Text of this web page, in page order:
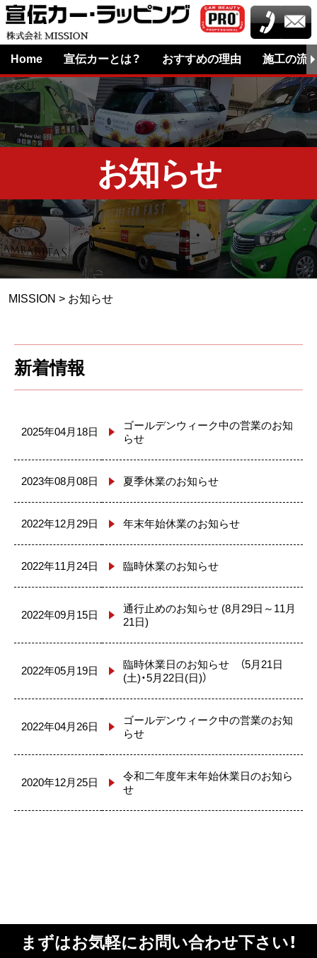
Home 宣伝カーとは？ おすすめの理由 施⼯の流
お知らせ
MISSION > お知らせ
新着情報
2025年04月18日
ゴールデンウィーク中の営業のお知
らせ
2023年08月08日 夏季休業のお知らせ
2022年12月29日 年末年始休業のお知らせ
2022年11月24日 臨時休業のお知らせ
2022年09月15日
通行止めのお知らせ (8月29日～11月
21日)
2022年05月19日
臨時休業日のお知らせ （5月21日
(土)・5月22日(日)）
2022年04月26日
ゴールデンウィーク中の営業のお知
らせ
2020年12月25日
令和二年度年末年始休業日のお知ら
せ
まずはお気軽にお問い合わせ下さい！